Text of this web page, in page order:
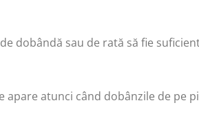
dobândă sau de rată să fie
atunci când dobânzile de pe